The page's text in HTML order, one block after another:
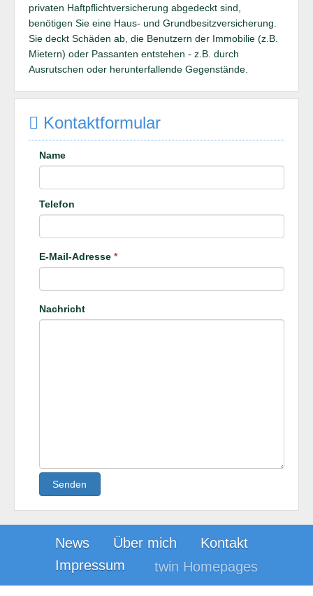
privaten Haftpflichtversicherung abgedeckt sind,
benötigen Sie eine Haus- und Grundbesitzversicherung.
Sie deckt Schäden ab, die Benutzern der Immobilie (z.B.
Mietern) oder Passanten entstehen - z.B. durch
Ausrutschen oder herunterfallende Gegenstände.
Kontaktformular
Name
Telefon
E-Mail-Adresse *
Nachricht
Senden
News Über mich
Kontakt
Impressum
twin Homepages